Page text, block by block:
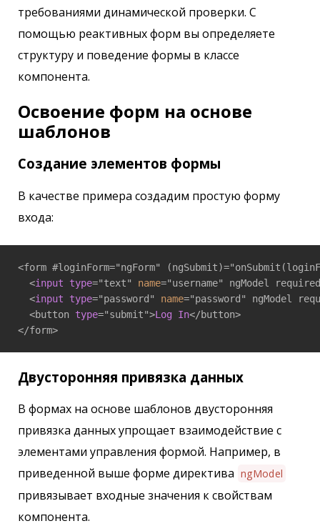
требованиями динамической проверки. С
помощью реактивных форм вы определяете
структуру и поведение формы в классе
компонента.
Освоение форм на основе
шаблонов
Создание элементов формы
В качестве примера создадим простую форму
входа:
<form #loginForm="ngForm"
  <
input type="text" name="username" ngModel
  <
input type="password" name="password" ngModel
  <button
type="submit">Log In</button>
</form>
Двусторонняя привязка данных
В формах на основе шаблонов двусторонняя
привязка данных упрощает взаимодействие с
элементами управления формой. Например, в
приведенной выше форме директива ngModel
привязывает входные значения к свойствам
компонента.